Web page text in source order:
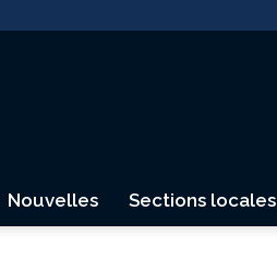
Nouvelles Sections locales